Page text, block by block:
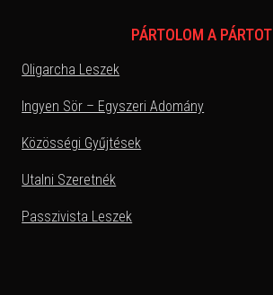
PÁRTOLOM A PÁRTOT
Oligarcha Leszek
Ingyen Sör – Egyszeri Adomány
Közösségi Gyűjtések
Utalni Szeretnék
Passzivista Leszek